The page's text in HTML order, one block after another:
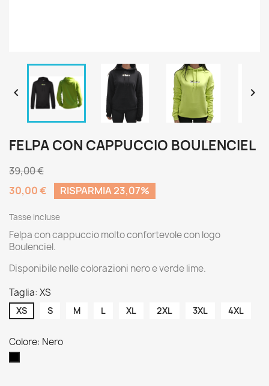
 
FELPA CON CAPPUCCIO BOULENCIEL
39,00 €
30,00 €
RISPARMIA 23,07%
Tasse incluse
Felpa con cappuccio molto confortevole con logo
Boulenciel.
Disponibile nelle colorazioni nero e verde lime.
Taglia: XS
XS S M L XL 2XL 3XL 4XL
Colore: Nero